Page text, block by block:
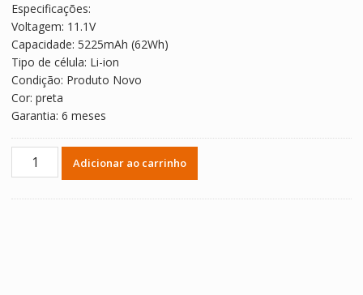
era:
R$ 362,60.
Especificações:
Voltagem: 11.1V
Capacidade: 5225mAh (62Wh)
Tipo de célula: Li-ion
Condição: Produto Novo
Cor: preta
Garantia: 6 meses
Bateria
Adicionar ao carrinho